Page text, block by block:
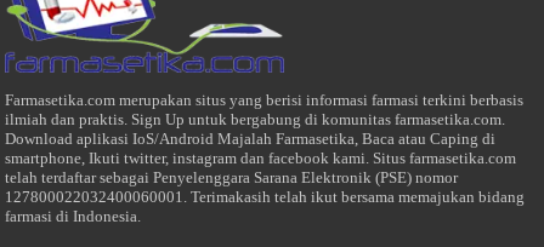
Farmasetika.com merupakan situs yang berisi informasi farmasi terkini berbasis
ilmiah dan praktis. Sign Up untuk bergabung di komunitas farmasetika.com.
Download aplikasi IoS/Android Majalah Farmasetika, Baca atau Caping di
smartphone, Ikuti twitter, instagram dan facebook kami. Situs farmasetika.com
telah terdaftar sebagai Penyelenggara Sarana Elektronik (PSE) nomor
127800022032400060001. Terimakasih telah ikut bersama memajukan bidang
farmasi di Indonesia.